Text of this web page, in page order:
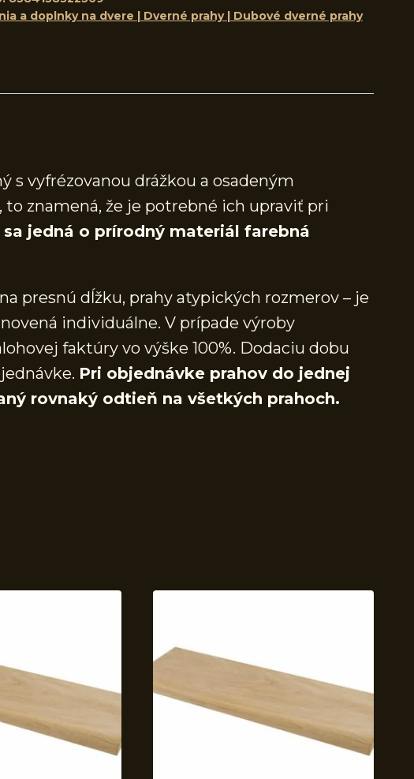
a doplnky na dvere | Dverné prahy | Dubové dverné prahy
s vyfrézovanou drážkou a osadeným
to znamená, že je potrebné ich upraviť pri
jedná o prírodný materiál farebná
presnú dĺžku, prahy atypických rozmerov – je
individuálne. V prípade výroby
faktúry vo výške 100%. Dodaciu dobu
Pri objednávke prahov do jednej
rovnaký odtieň na všetkých prahoch.